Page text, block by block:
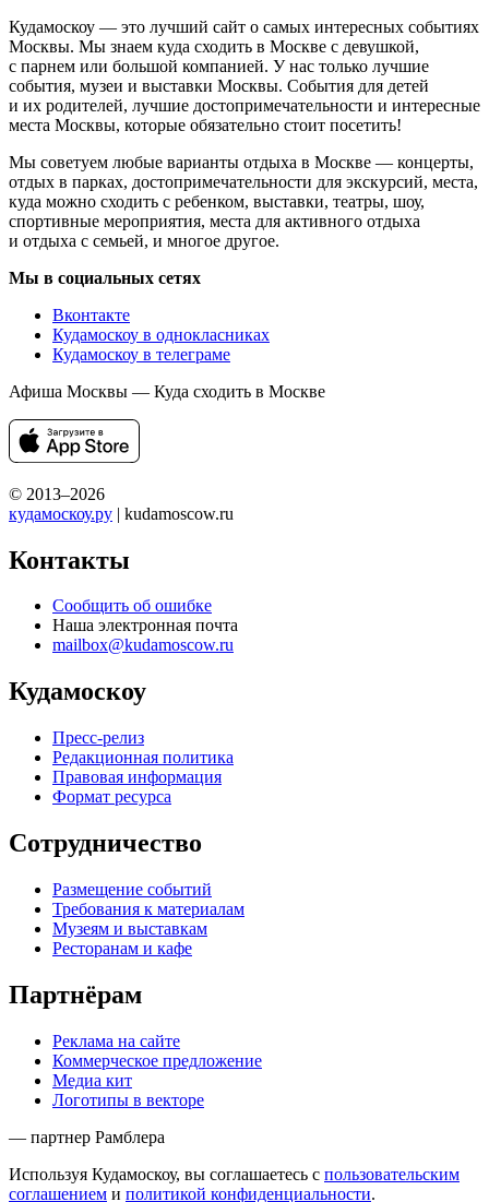
Кудамоскоу — это лучший сайт о самых интересных событиях
Москвы. Мы знаем куда сходить в Москве с девушкой,
с парнем или большой компанией. У нас только лучшие
события, музеи и выставки Москвы. События для детей
и их родителей, лучшие достопримечательности и интересные
места Москвы, которые обязательно стоит посетить!
Мы советуем любые варианты отдыха в Москве — концерты,
отдых в парках, достопримечательности для экскурсий, места,
куда можно сходить с ребенком, выставки, театры, шоу,
спортивные мероприятия, места для активного отдыха
и отдыха с семьей, и многое другое.
Мы в социальных сетях
Вконтакте
Кудамоскоу в однокласниках
Кудамоскоу в телеграме
Афиша Москвы — Куда сходить в Москве
© 2013–2026
кудамоскоу.ру | kudamoscow.ru
Контакты
Сообщить об ошибке
Наша электронная почта
mailbox@kudamoscow.ru
Кудамоскоу
Пресс-релиз
Редакционная политика
Правовая информация
Формат ресурса
Сотрудничество
Размещение событий
Требования к материалам
Музеям и выставкам
Ресторанам и кафе
Партнёрам
Реклама на сайте
Коммерческое предложение
Медиа кит
Логотипы в векторе
— партнер Рамблера
Используя Кудамоскоу, вы соглашаетесь с пользовательским
соглашением и политикой конфиденциальности.